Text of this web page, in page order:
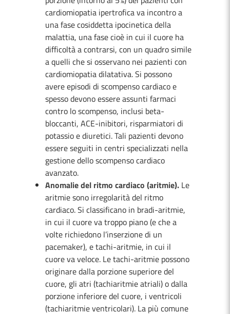
cardiomiopatia ipertrofica va incontro a
una fase cosiddetta ipocinetica della
malattia, una fase cioè in cui il cuore ha
difficoltà a contrarsi, con un quadro simile
a quelli che si osservano nei pazienti con
cardiomiopatia dilatativa. Si possono
avere episodi di scompenso cardiaco e
spesso devono essere assunti farmaci
contro lo scompenso, inclusi beta-
bloccanti, ACE-inibitori, risparmiatori di
potassio e diuretici. Tali pazienti devono
essere seguiti in centri specializzati nella
gestione dello scompenso cardiaco
avanzato.
Anomalie del ritmo cardiaco (aritmie). Le
aritmie sono irregolarità del ritmo
cardiaco. Si classificano in bradi-aritmie,
in cui il cuore va troppo piano (e che a
volte richiedono l’inserzione di un
pacemaker), e tachi-aritmie, in cui il
cuore va veloce. Le tachi-aritmie possono
originare dalla porzione superiore del
cuore, gli atri (tachiaritmie atriali) o dalla
porzione inferiore del cuore, i ventricoli
(tachiaritmie ventricolari). La più comune